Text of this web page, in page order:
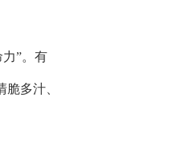
”。有
多汁、